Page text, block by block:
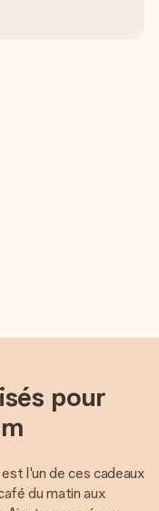
pour
l'un de ces cadeaux
du matin aux